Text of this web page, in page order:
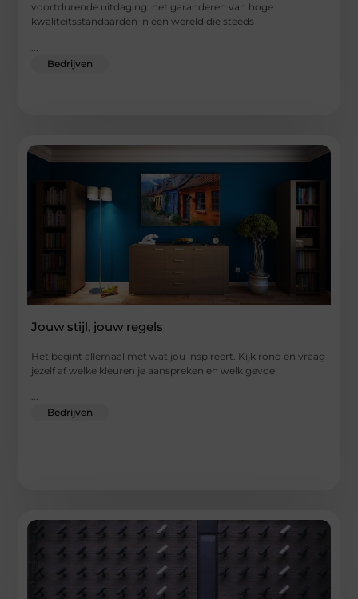
voortdurende uitdaging: het garanderen van hoge
kwaliteitsstandaarden in een wereld die steeds
Bedrijven
Jouw stijl, jouw regels
Het begint allemaal met wat jou inspireert. Kijk rond en vraag
jezelf af welke kleuren je aanspreken en welk gevoel
...
Bedrijven